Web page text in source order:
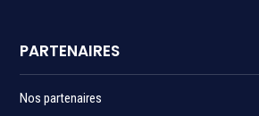
PARTENAIRES
Nos partenaires